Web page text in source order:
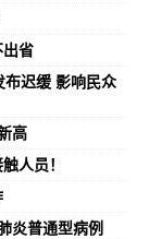
省
布迟缓 影响民众
高
人员！
炎普通型病例